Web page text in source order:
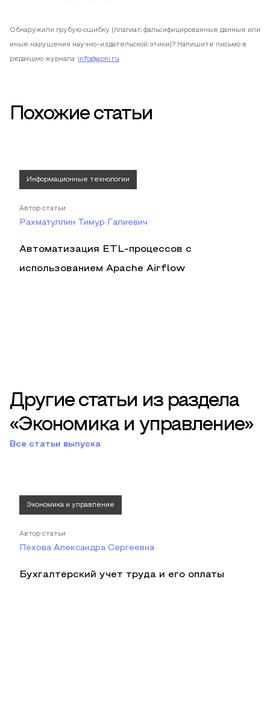
Обнаружили грубую ошибку (плагиат, фальсифицированные данные или
иные нарушения научно-издательской этики)? Напишите письмо в
редакцию журнала: info@apni.ru
Похожие статьи
Информационные технологии
Автор статьи
Рахматуллин Тимур Галиевич
Автоматизация ETL-процессов с
использованием Apache Airflow
Другие статьи из раздела
«Экономика и управление»
Все статьи выпуска
Экономика и управление
Автор статьи
Пехова Александра Сергеевна
Бухгалтерский учет труда и его оплаты